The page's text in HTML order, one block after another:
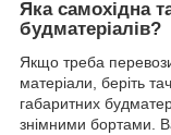
Яка самохідна
будматеріалів?
Якщо треба
матеріали, беріть
габаритних
знімними бортами.